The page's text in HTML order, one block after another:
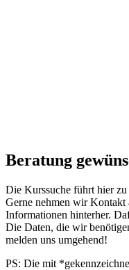
Beratung
Die Kurssuche führt hier
Gerne nehmen wir Kontakt
Informationen hinterher.
Die Daten, die wir
melden uns umgehend!
PS: Die mit